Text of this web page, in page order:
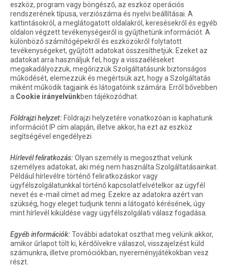
eszköz, program vagy böngésző, az eszköz operációs
rendszerének típusa, verziószáma és nyelvi beállításai. A
kattintásokról, a meglátogatott oldalakról, keresésekről és egyéb
oldalon végzett tevékenységeiről is gyűjthetünk információt. A
különböző számítógépekről és eszközökről folytatott
tevékenységeket, gyűjtött adatokat összesíthetjük. Ezeket az
adatokat arra használjuk fel, hogy a visszaéléseket
megakadályozzuk, megőrizzük Szolgáltatásunk biztonságos
működését, elemezzük és megértsük azt, hogy a Szolgáltatás
miként működik tagjaink és látogatóink számára. Erről bővebben
a Cookie irányelvünkben tájékozódhat.
Földrajzi helyzet: Földrajzi helyzetére vonatkozóan is kaphatunk
információt IP cím alapján, illetve akkor, ha ezt az eszköz
segítségével engedélyezi
Hírlevél feliratkozás: Olyan személy is megoszthat velünk
személyes adatokat, aki még nem használta Szolgáltatásainkat.
Például hírlevélre történő feliratkozáskor vagy
ügyfélszolgálatunkkal történő kapcsolatfelvételkor az ügyfél
nevet és e-mail címet ad meg. Ezekre az adatokra azért van
szükség, hogy eleget tudjunk tenni a látogató kérésének, úgy
mint hírlevél kiküldése vagy ügyfélszolgálati válasz fogadása.
Egyéb információk: További adatokat oszthat meg velünk akkor,
amikor űrlapot tölt ki, kérdőívekre válaszol, visszajelzést küld
számunkra, illetve promóciókban, nyereményjátékokban vesz
részt.